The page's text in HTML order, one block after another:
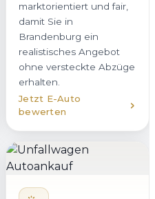
marktorientiert und fair,
damit Sie in
Brandenburg ein
realistisches Angebot
ohne versteckte Abzüge
erhalten.
Jetzt E-Auto
bewerten